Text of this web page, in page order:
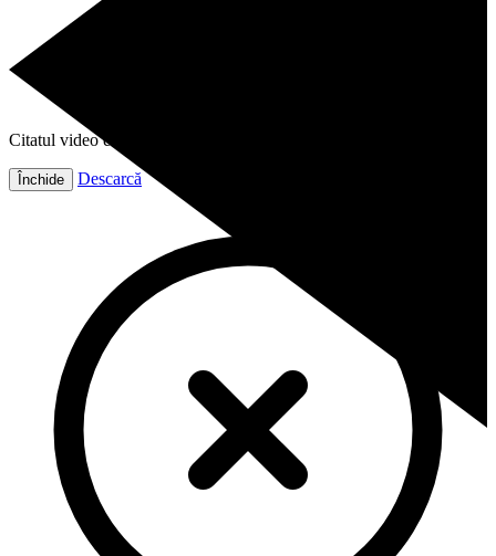
Citatul video este gata!
Închide Descarcă